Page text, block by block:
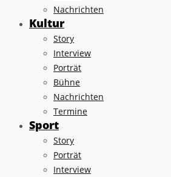
Nachrichten
Kultur
Story
Interview
Porträt
Bühne
Nachrichten
Termine
Sport
Story
Porträt
Interview